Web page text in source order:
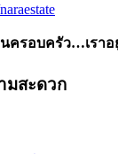
ครอบครัว…เรา
มสะดวก